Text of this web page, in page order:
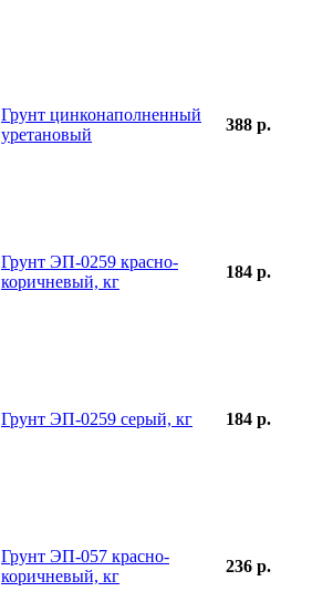
Грунт цинконаполненный
уретановый
388 р.
Грунт ЭП-0259 красно-
коричневый, кг
184 р.
Грунт ЭП-0259 серый, кг 184 р.
Грунт ЭП-057 красно-
коричневый, кг
236 р.